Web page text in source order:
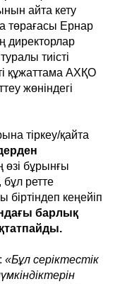
айта кету
төрағасы Ернар
директорлар
тиісті
құжаттама АХҚО
жөніндегі
тіркеу/қайта
өзі бұрынғы
ретте
кеңейіп
барлық
: «Бұл серіктестік